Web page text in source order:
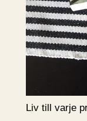
Liv till varje